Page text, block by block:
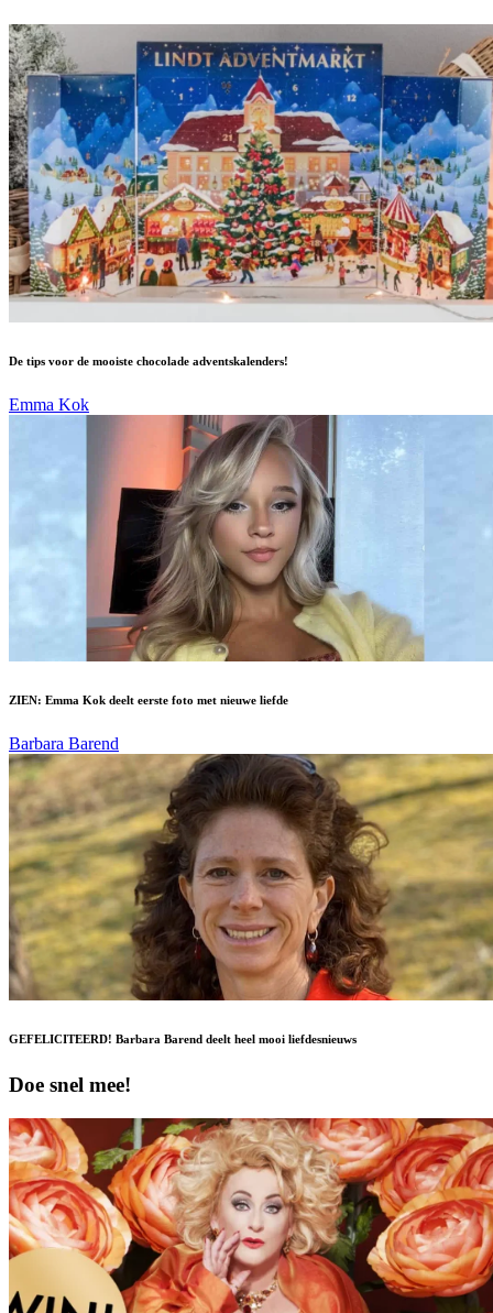
De tips voor de mooiste chocolade adventskalenders!
Emma Kok
ZIEN: Emma Kok deelt eerste foto met nieuwe liefde
Barbara Barend
GEFELICITEERD! Barbara Barend deelt heel mooi liefdesnieuws
Doe snel mee!